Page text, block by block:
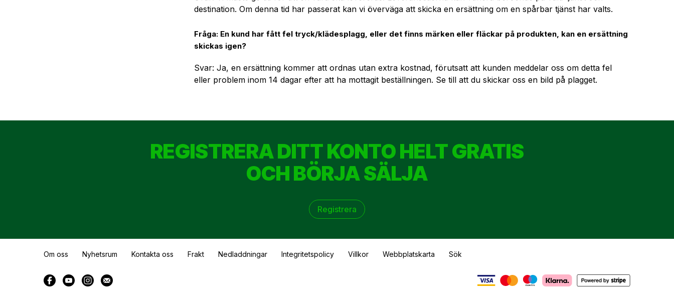
destination. Om denna tid har passerat kan vi överväga att skicka en ersättning om en spårbar tjänst har valts.
Fråga: En kund har fått fel tryck/­klä­desplagg, eller det finns märken eller fläckar på produkten, kan en ersättning
skickas igen?
Svar: Ja, en ersättning kommer att ordnas utan extra kostnad, förutsatt att kunden meddelar oss om detta fel
eller problem inom 14 dagar efter att ha mottagit beställningen. Se till att du skickar oss en bild på plagget.
REGISTRERA DITT KONTO HELT GRATIS
OCH BÖRJA SÄLJA
Registrera
Om oss Nyhetsrum Kontakta oss Frakt Nedladdningar Integritetspolicy Villkor Webbplatskarta Sök